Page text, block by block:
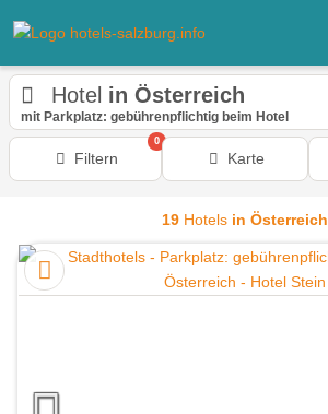
Hotel in Österreich
mit Parkplatz: gebührenpflichtig beim Hotel
Filtern
0
Karte
19 Hotels in Österreich